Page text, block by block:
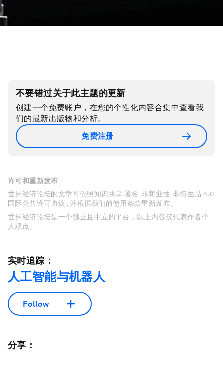
不要错过关于此主题的更新
创建一个免费账户，在您的个性化内容合集中查看我
们的最新出版物和分析。
免费注册
许可和重新发布
世界经济论坛的文章可依照知识共享 署名-非商业性-非衍生品 4.0
国际公共许可协议 , 并根据我们的使用条款重新发布。
世界经济论坛是一个独立且中立的平台，以上内容仅代表作者个
人观点。
实时追踪：
人工智能与机器人
Follow
分享：